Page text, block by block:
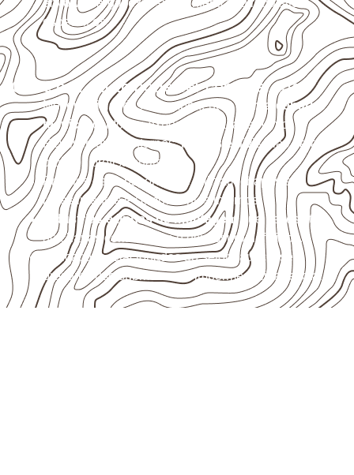
envolva carga, exposição intensa ou requisitos
específicos.
Onde o produto pode ser considerado
Móveis, divisórias e componentes de
marcenaria
técnica
, conforme exposição e acabamento.
Revestimentos internos, painéis e divisórias para
projetos profissionais.
Projetos de transporte que utilizam chapas em
revestimentos e componentes internos.
Indústrias e linhas de montagem que necessitam
de chapas com formato e espessura definidos.
Aplicações relacionadas ao setor náutico, sem
presumir uso submerso ou impermeabilidade total.